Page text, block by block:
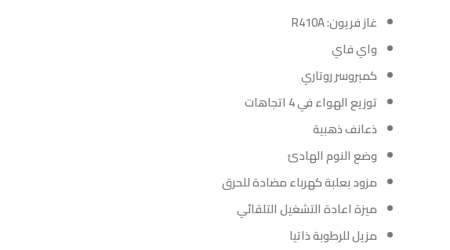
غاز فريون: R410A
واي فاي
كمبروسر روتاري
توزيع الهواء في 4 اتجاهات
ذعانف ذهبية
وضع النوم الهادئ
مزود بعلبة كهرباء مضادة للحرق
ميزة اعادة التشغيل التلقائي
مزيل للرطوبة ذاتيا